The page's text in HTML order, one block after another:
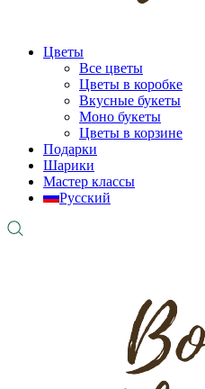
Цветы
Все цветы
Цветы в коробке
Вкусные букеты
Моно букеты
Цветы в корзине
Подарки
Шарики
Мастер классы
Русский